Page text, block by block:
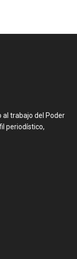
al trabajo del Poder
periodístico,